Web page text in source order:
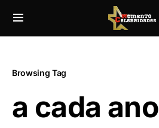
Browsing Tag
a cada ano